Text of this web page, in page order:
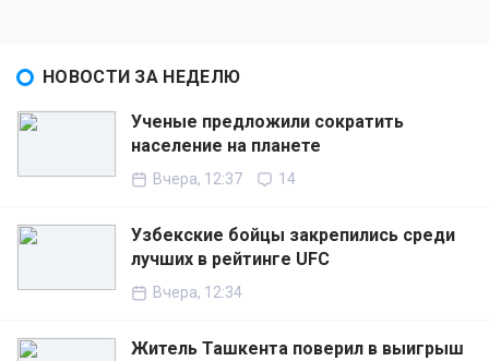
НОВОСТИ ЗА НЕДЕЛЮ
Ученые предложили сократить
население на планете
Вчера, 12:37 14
Узбекские бойцы закрепились среди
лучших в рейтинге UFC
Вчера, 12:34
Житель Ташкента поверил в выигрыш